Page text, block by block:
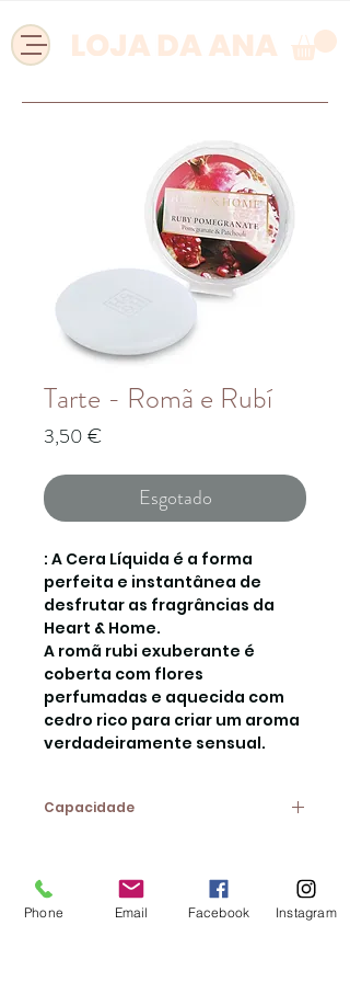
Tarte - Romã e Rubí
3,50 €Preço
Esgotado
: A Cera Líquida é a forma
perfeita e instantânea de
desfrutar as fragrâncias da
Heart & Home.
A romã rubi exuberante é
coberta com flores
perfumadas e aquecida com
cedro rico para criar um aroma
verdadeiramente sensual.
Capacidade
Phone Email Facebook Instagram